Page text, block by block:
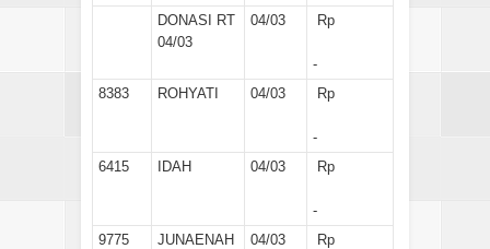
DONASI RT
04/03
04/03 Rp
-
8383
ROHYATI 04/03 Rp
-
6415
IDAH 04/03 Rp
-
9775
JUNAENAH 04/03 Rp